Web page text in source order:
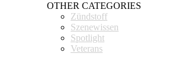
OTHER CATEGORIES
Zündstoff
Szenewissen
Spotlight
Veterans